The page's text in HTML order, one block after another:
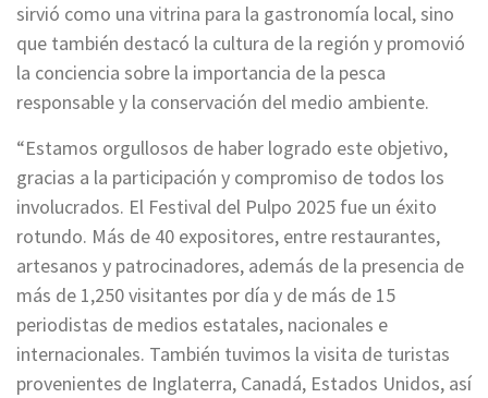
sirvió como una vitrina para la gastronomía local, sino
que también destacó la cultura de la región y promovió
la conciencia sobre la importancia de la pesca
responsable y la conservación del medio ambiente.
“Estamos orgullosos de haber logrado este objetivo,
gracias a la participación y compromiso de todos los
involucrados. El Festival del Pulpo 2025 fue un éxito
rotundo. Más de 40 expositores, entre restaurantes,
artesanos y patrocinadores, además de la presencia de
más de 1,250 visitantes por día y de más de 15
periodistas de medios estatales, nacionales e
internacionales. También tuvimos la visita de turistas
provenientes de Inglaterra, Canadá, Estados Unidos, así